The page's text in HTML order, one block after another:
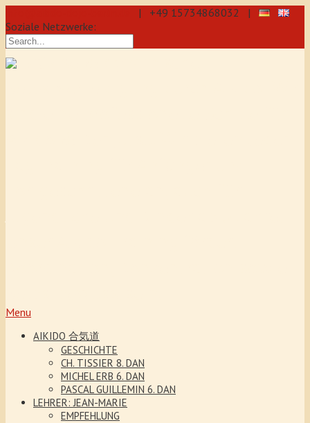
| +49 15734868032 |
Soziale Netzwerke:
Menu
AIKIDO 合気道
GESCHICHTE
CH. TISSIER 8. DAN
MICHEL ERB 6. DAN
PASCAL GUILLEMIN 6. DAN
LEHRER: JEAN-MARIE
EMPFEHLUNG